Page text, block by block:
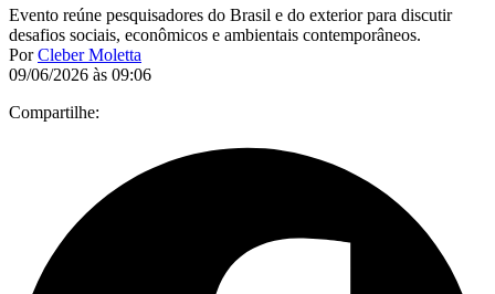
Evento reúne pesquisadores do Brasil e do exterior para discutir
desafios sociais, econômicos e ambientais contemporâneos.
PorCleber Moletta
09/06/2026 às 09:06
Compartilhe: